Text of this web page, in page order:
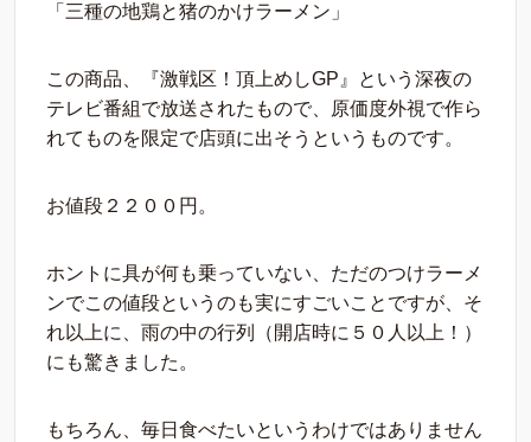
「三種の地鶏と猪のかけラーメン」
この商品、『激戦区！頂上めしGP』という深夜の
テレビ番組で放送されたもので、原価度外視で作ら
れてものを限定で店頭に出そうというものです。
お値段２２００円。
ホントに具が何も乗っていない、ただのつけラーメ
ンでこの値段というのも実にすごいことですが、そ
れ以上に、雨の中の行列（開店時に５０人以上！）
にも驚きました。
もちろん、毎日食べたいというわけではありません